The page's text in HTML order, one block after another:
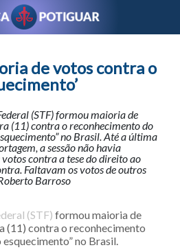
de votos contra o
(STF) formou maioria de
(11) contra o reconhecimento do
no Brasil. Até a última
a sessão não havia
contra a tese do direito ao
Faltavam os votos de outros
Barroso
(STF) formou maioria de
(11) contra o reconhecimento
no Brasil.